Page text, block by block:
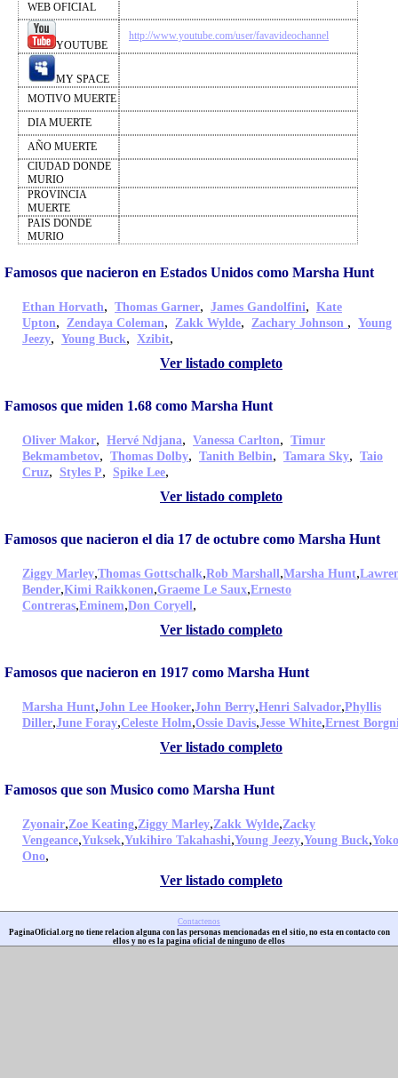
WEB OFICIAL
YOUTUBE
http://www.youtube.com/user/favavideochannel
MY SPACE
MOTIVO MUERTE
DIA MUERTE
AÑO MUERTE
CIUDAD DONDE
MURIO
PROVINCIA
MUERTE
PAIS DONDE
MURIO
Famosos que nacieron en Estados Unidos como Marsha Hunt
Ethan Horvath, Thomas Garner, James Gandolfini, Kate
Upton, Zendaya Coleman, Zakk Wylde, Zachary Johnson , Young
Jeezy, Young Buck, Xzibit,
Ver listado completo
Famosos que miden 1.68 como Marsha Hunt
Oliver Makor, Hervé Ndjana, Vanessa Carlton, Timur
Bekmambetov, Thomas Dolby, Tanith Belbin, Tamara Sky, Taio
Cruz, Styles P, Spike Lee,
Ver listado completo
Famosos que nacieron el dia 17 de octubre como Marsha Hunt
Ziggy Marley,Thomas Gottschalk,Rob Marshall,Marsha Hunt,
Bender,Kimi Raikkonen,Graeme Le Saux,Ernesto
Contreras,Eminem,Don Coryell,
Ver listado completo
Famosos que nacieron en 1917 como Marsha Hunt
Marsha Hunt,John Lee Hooker,John Berry,Henri Salvador,Phyllis
Diller,June Foray,Celeste Holm,Ossie Davis,Jesse White,Ernest
Ver listado completo
Famosos que son Musico como Marsha Hunt
Zyonair,Zoe Keating,Ziggy Marley,Zakk Wylde,Zacky
Vengeance,Yuksek,Yukihiro Takahashi,Young Jeezy,Young Buck,Yoko
Ono,
Ver listado completo
Contactenos
PaginaOficial.org no tiene relacion alguna con las personas mencionadas en el sitio, no esta en contacto con
ellos y no es la pagina oficial de ninguno de ellos